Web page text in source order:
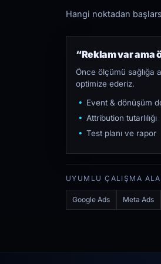
Hangi noktadan
“Reklam var ama
Önce ölçümü sağlığa
optimize ederiz.
Event & dönüşüm
Attribution tutarlılığı
Test planı ve rapor
UYUMLU ÇALIŞMA
Google Ads Meta Ads